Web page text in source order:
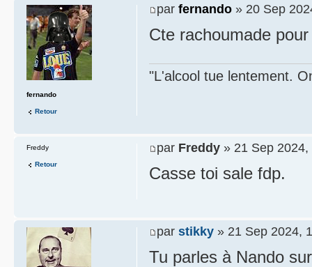
par fernando » 20 Sep
Cte rachoumade
"L'alcool tue lentement.
fernando
Retour
par Freddy » 21 Sep 2024,
Casse toi sale fdp.
Freddy
Retour
par stikky » 21 Sep 2024,
Tu parles à Nando